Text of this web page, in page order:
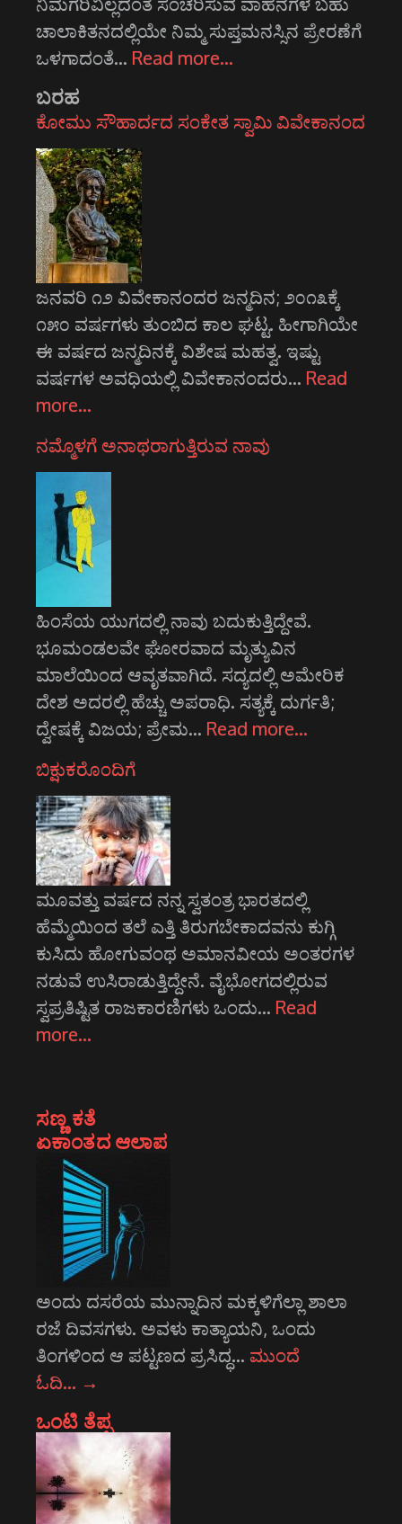
ಚಾಲಾಕಿತನದಲ್ಲಿಯೇ ನಿಮ್ಮ ಸುಪ್ತಮನಸ್ಸಿನ ಪ್ರೇರಣೆಗೆ
ಒಳಗಾದಂತೆ… Read more…
ಬರಹ
ಕೋಮು ಸೌಹಾರ್ದದ ಸಂಕೇತ ಸ್ವಾಮಿ ವಿವೇಕಾನಂದ
ಜನವರಿ ೧೨ ವಿವೇಕಾನಂದರ ಜನ್ಮದಿನ; ೨೦೧೩ಕ್ಕೆ
೧೫೦ ವರ್ಷಗಳು ತುಂಬಿದ ಕಾಲ ಘಟ್ಟ. ಹೀಗಾಗಿಯೇ
ಈ ವರ್ಷದ ಜನ್ಮದಿನಕ್ಕೆ ವಿಶೇಷ ಮಹತ್ವ. ಇಷ್ಟು
ವರ್ಷಗಳ ಅವಧಿಯಲ್ಲಿ ವಿವೇಕಾನಂದರು… Read
more…
ನಮ್ಮೊಳಗೆ ಅನಾಥರಾಗುತ್ತಿರುವ ನಾವು
ಹಿಂಸೆಯ ಯುಗದಲ್ಲಿ ನಾವು ಬದುಕುತ್ತಿದ್ದೇವೆ.
ಭೂಮಂಡಲವೇ ಘೋರವಾದ ಮೃತ್ಯುವಿನ
ಮಾಲೆಯಿಂದ ಆವೃತವಾಗಿದೆ. ಸದ್ಯದಲ್ಲಿ ಅಮೇರಿಕ
ದೇಶ ಅದರಲ್ಲಿ ಹೆಚ್ಚು ಅಪರಾಧಿ. ಸತ್ಯಕ್ಕೆ ದುರ್ಗತಿ;
ದ್ವೇಷಕ್ಕೆ ವಿಜಯ; ಪ್ರೇಮ… Read more…
ಬಿಕ್ಷುಕರೊಂದಿಗೆ
ಮೂವತ್ತು ವರ್ಷದ ನನ್ನ ಸ್ವತಂತ್ರ ಭಾರತದಲ್ಲಿ
ಹೆಮ್ಮೆಯಿಂದ ತಲೆ ಎತ್ತಿ ತಿರುಗಬೇಕಾದವನು ಕುಗ್ಗಿ
ಕುಸಿದು ಹೋಗುವಂಥ ಅಮಾನವೀಯ ಅಂತರಗಳ
ನಡುವೆ ಉಸಿರಾಡುತ್ತಿದ್ದೇನೆ. ವೈಭೋಗದಲ್ಲಿರುವ
ಸ್ವಪ್ರತಿಷ್ಟಿತ ರಾಜಕಾರಣಿಗಳು ಒಂದು… Read
more…
ಸಣ್ಣ ಕತೆ
ಏಕಾಂತದ ಆಲಾಪ
ಅಂದು ದಸರೆಯ ಮುನ್ನಾದಿನ ಮಕ್ಕಳಿಗೆಲ್ಲಾ ಶಾಲಾ
ರಜೆ ದಿವಸಗಳು. ಅವಳು ಕಾತ್ಯಾಯನಿ, ಒಂದು
ತಿಂಗಳಿಂದ ಆ ಪಟ್ಟಣದ ಪ್ರಸಿದ್ಧ… ಮುಂದೆ
ಓದಿ… →
ಒಂಟಿ ತೆಪ್ಪ